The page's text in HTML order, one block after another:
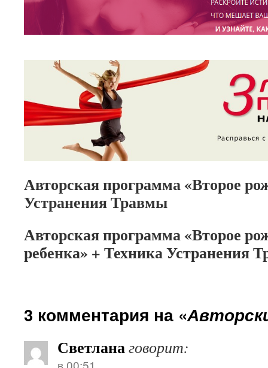
Авторская программа «Второе
Устранения Травмы
Авторская программа «Второе
ребенка» + Техника Устранения
3 комментария на «
Светланаговорит:
в 00:51